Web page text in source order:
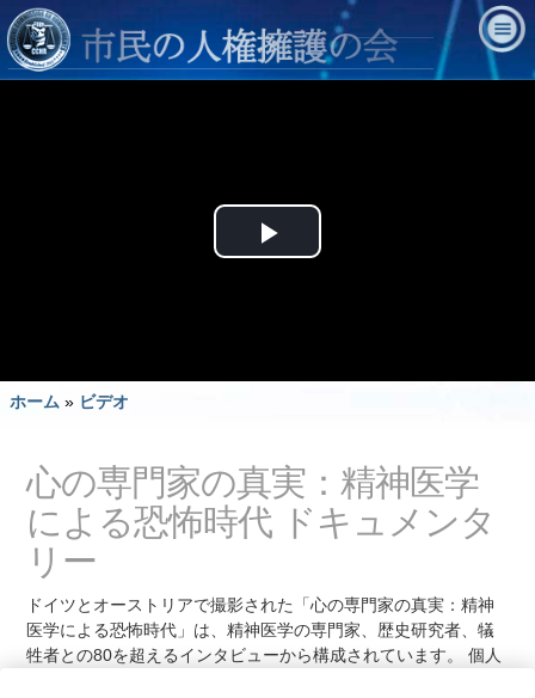
Play
ホーム » ビデオ
心の専門家の真実：精神医学
による恐怖時代 ドキュメンタ
リー
ドイツとオーストリアで撮影された「心の専門家の真実：精神
医学による恐怖時代」は、精神医学の専門家、歴史研究者、犠
牲者との80を超えるインタビューから構成されています。
個人